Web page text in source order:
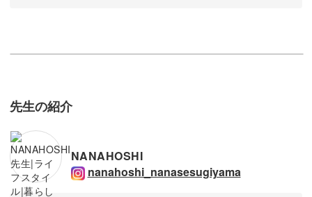
先生の紹介
NANAHOSHI
nanahoshi_nanasesugiyama